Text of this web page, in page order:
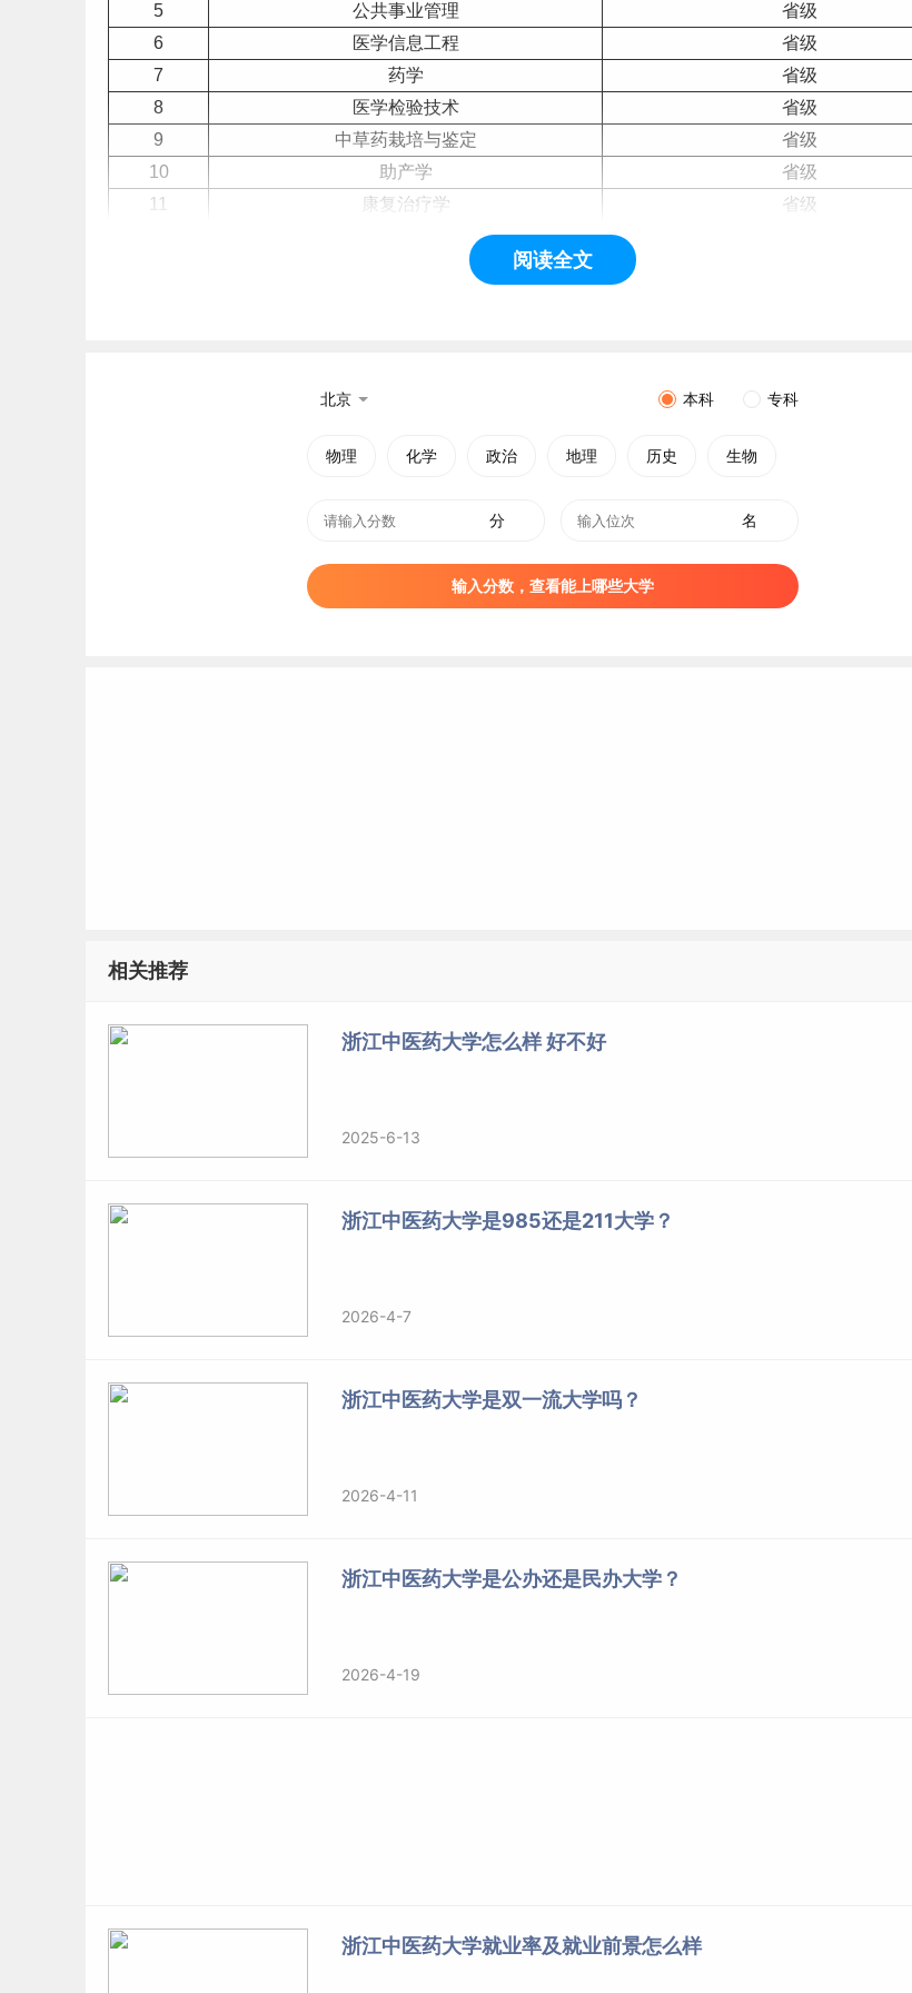
5
公共事业管理
省级
6
医学信息工程
省级
7
药学
省级
8
医学检验技术
省级
9
中草药栽培与鉴定
省级
10
助产学
省级
11
康复治疗学
省级
计算机
省级（滨江学院〉
英语 省级（滨江学院〉
4、浙江中医药大学学科评估
一级学科代码 一级学科名称
研究生项目、国家“卓越医生（中医）教育培养计划”改革试点高校、国家创新人才培养示范基地、国家级
流动站的院校。
更名为浙江中医药大学；2015年9月富春校区投入使用。
标签：浙江中医药大学
阅读全文
北京 本科 专科
物理 化学 政治 地理 历史 生物
分 名
输入分数，查看能上哪些大学
相关推荐
浙江中医药大学怎么样 好不好
2025-6-13
浙江中医药大学是985还是211大学？
2026-4-7
浙江中医药大学是双一流大学吗？
2026-4-11
浙江中医药大学是公办还是民办大学？
2026-4-19
浙江中医药大学就业率及就业前景怎么样